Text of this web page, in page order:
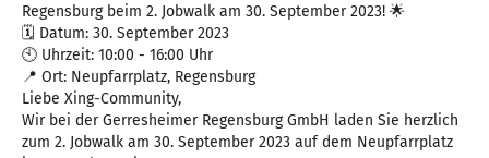
Regensburg beim 2. Jobwalk am 30. September 2023! 🌟
🗓️ Datum: 30. September 2023
🕙 Uhrzeit: 10:00 - 16:00 Uhr
📍 Ort: Neupfarrplatz, Regensburg
Liebe Xing-Community,
Wir bei der Gerresheimer Regensburg GmbH laden Sie herzlich
zum 2. Jobwalk am 30. September 2023 auf dem Neupfarrplatz